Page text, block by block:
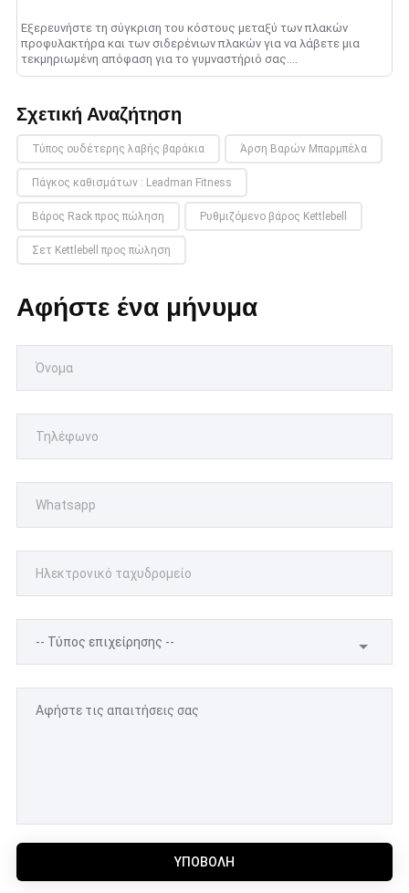
Εξερευνήστε τη σύγκριση του κόστους μεταξύ των πλακών
προφυλακτήρα και των σιδερένιων πλακών για να λάβετε μια
τεκμηριωμένη απόφαση για το γυμναστήριό σας....
Σχετική Αναζήτηση
Τύπος ουδέτερης λαβής βαράκια Άρση Βαρών Μπαρμπέλα
Πάγκος καθισμάτων : Leadman Fitness
Βάρος Rack προς πώληση Ρυθμιζόμενο βάρος Kettlebell
Σετ Kettlebell προς πώληση
Αφήστε ένα μήνυμα
ΥΠΟΒΟΛΉ